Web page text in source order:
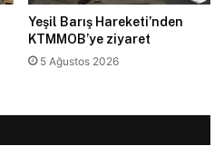
Yeşil Barış Hareketi’nden
KTMMOB’ye ziyaret
5 Ağustos 2026